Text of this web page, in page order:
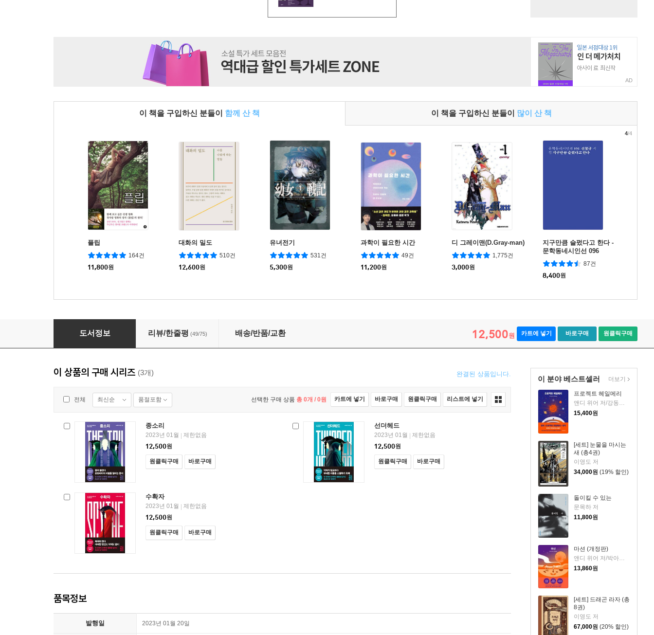
AD
이 책을 구입하신 분들이 함께 산 책 이 책을 구입하신 분들이 많이 산 책
플립
164건
11,800원
대화의 밀도
510건
12,600원
유녀전기
531건
5,300원
과학이 필요한 시간
49건
11,200원
디 그레이맨(D.Gray-man)
1,775건
3,000원
지구만큼 슬펐다고 한다 -
문학동네시인선 096
87건
8,400원
4/4
선더헤드
도서정보 리뷰/한줄평 (49/75) 배송/반품/교환 12,500원 카트에 넣기 바로구매 원클릭구매
이 분야 베스트셀러
프로젝트 헤일메리
앤디 위어 저/강동혁 역
15,400원
[세트] 눈물을 마시는
새 (총4권)
이영도 저
34,000원 (19% 할인)
돌이킬 수 있는
문목하 저
11,800원
마션 (개정판)
13,860원
[세트] 드래곤 라자 (총
8권)
이영도 저
67,000원 (20% 할인)
더보기
이 상품의 구매 시리즈 (3개) 완결된 상품입니다.
전체 최신순 품절포함 선택한 구매 상품 총 0개 / 0원 카트에 넣기 바로구매 원클릭구매 리스트에 넣기
종소리
2023년 01월
제한없음
12,500원
원클릭구매 바로구매
선더헤드
2023년 01월
제한없음
12,500원
원클릭구매 바로구매
수확자
2023년 01월
제한없음
12,500원
원클릭구매 바로구매
품목정보
발행일 2023년 01월 20일